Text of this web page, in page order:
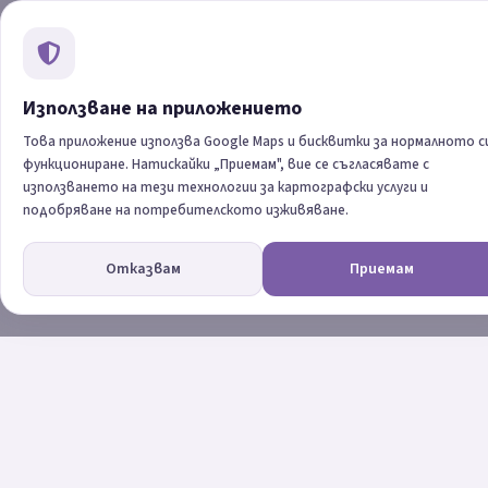
Използване на приложението
Това приложение използва Google Maps и бисквитки за нормалното
функциониране. Натискайки „Приемам", вие се съгласявате с
използването на тези технологии за картографски услуги и
подобряване на потребителското изживяване.
Отказвам Приемам
INTERREG V-A ROMÂNIA — BULGARIA
INTERREG V-A ROMÂNIA — BULGARIA